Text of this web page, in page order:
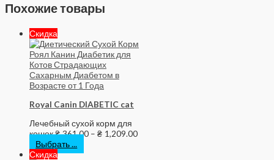
Похожие товары
Скидка
Royal Canin DIABETIC cat
Лечебный сухой корм для
кошек₴ 361.00 – ₴ 1,209.00
Выбрать ...
Скидка